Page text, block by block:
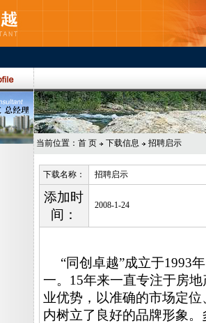
当前位置： 首 页 下载信息 招聘启示
下载名称： 招聘启示
添加时
间：
2008-1-24
“同创卓越”成立于1993
一。15年来一直专注于房
业优势，以准确的市场定
内树立了良好的品牌形象